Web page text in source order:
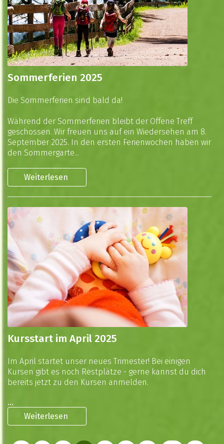
Sommerferien 2025
Die Sommerferien sind bald da!
Während der Sommerferien bleibt der Offene Treff
geschossen. Wir freuen uns auf ein Wiedersehen am 8.
September 2025. In den ersten Ferienwochen haben wir
den Sommergarte...
Weiterlesen
Kursstart im April 2025
Im April startet unser neues Trimester! Bei einigen
Kursen gibt es noch Restplätze - gerne kannst du dich
bereits jetzt zu den Kursen anmelden.
...
Weiterlesen